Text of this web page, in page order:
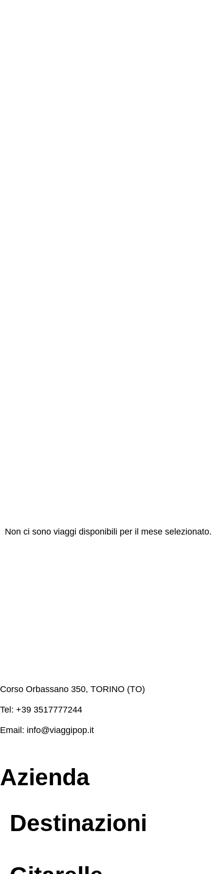
Non ci sono viaggi disponibili per il mese selezionato.
Corso Orbassano 350, TORINO (TO)
Tel: +39 3517777244
Email: info@viaggipop.it
Azienda
Destinazioni